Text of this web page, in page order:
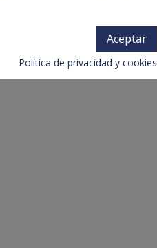
Aceptar
Política de privacidad y cookies